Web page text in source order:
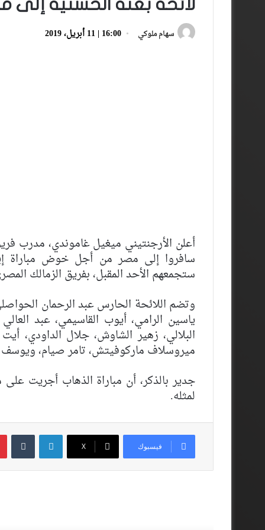
لائحة بعثة الحسنية إلى
سهام ملوكي 16:00 | 11 أبريل، 2019
أعلن الأرجنتيني ميغيل غاموندي، مدرب
سافروا إلى مصر من أجل خوض مباراة
ستجمعهم الأحد المقبل، بفريق الزمالك
وتضم اللائحة الحارس عبد الرحمان
ياسين الرامي، أيوب القاسيمي، عبد
البلالي، زهير الشاوش، جلال الداودي،
ميروسلاف ماركوفيتش، تامر صيام،
جدير بالذكر، أن مباراة الذهاب أجريت
لمثله.
فيسبوك ‫X
لينكدإن